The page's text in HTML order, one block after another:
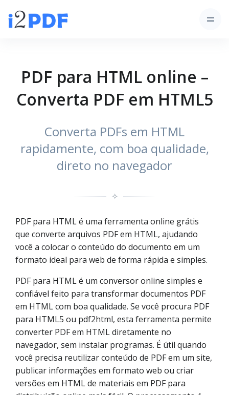
PDF para HTML online –
Converta PDF em HTML5
Converta PDFs em HTML
rapidamente, com boa qualidade,
direto no navegador
✧
PDF para HTML é uma ferramenta online grátis
que converte arquivos PDF em HTML, ajudando
você a colocar o conteúdo do documento em um
formato ideal para web de forma rápida e simples.
PDF para HTML é um conversor online simples e
confiável feito para transformar documentos PDF
em HTML com boa qualidade. Se você procura PDF
para HTML5 ou pdf2html, esta ferramenta permite
converter PDF em HTML diretamente no
navegador, sem instalar programas. É útil quando
você precisa reutilizar conteúdo de PDF em um site,
publicar informações em formato web ou criar
versões em HTML de materiais em PDF para